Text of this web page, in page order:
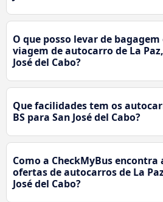
O que posso levar de
viagem de autocarro de La
José del Cabo?
Que facilidades tem os
BS para San José del Cabo?
Como a CheckMyBus encontra
ofertas de autocarros de La
José del Cabo?